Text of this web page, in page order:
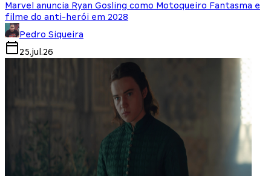
Marvel anuncia Ryan Gosling como Motoqueiro Fantasma e
filme do anti-herói em 2028
Pedro Siqueira
25.jul.26